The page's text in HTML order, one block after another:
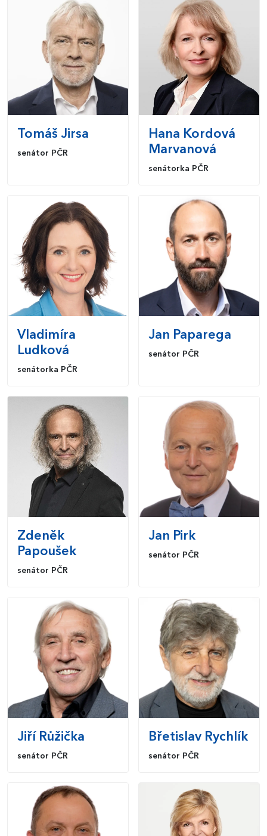
Tomáš Jirsa
senátor PČR
Hana Kordová
Marvanová
senátorka PČR
Vladimíra
Ludková
senátorka PČR
Jan Paparega
senátor PČR
Zdeněk
Papoušek
senátor PČR
Jan Pirk
senátor PČR
Jiří Růžička
senátor PČR
Břetislav Rychlík
senátor PČR